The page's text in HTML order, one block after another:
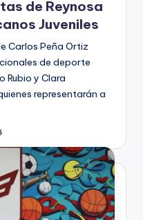
de Reynosa
Juveniles
Carlos Peña Ortiz
de deporte
Rubio y Clara
representarán a